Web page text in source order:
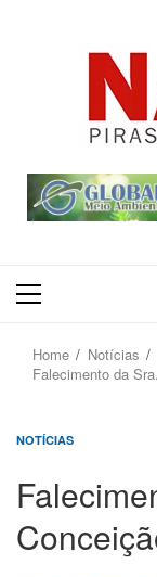
Primary
Home
Notícias
Falecimento da
NOTÍCIAS